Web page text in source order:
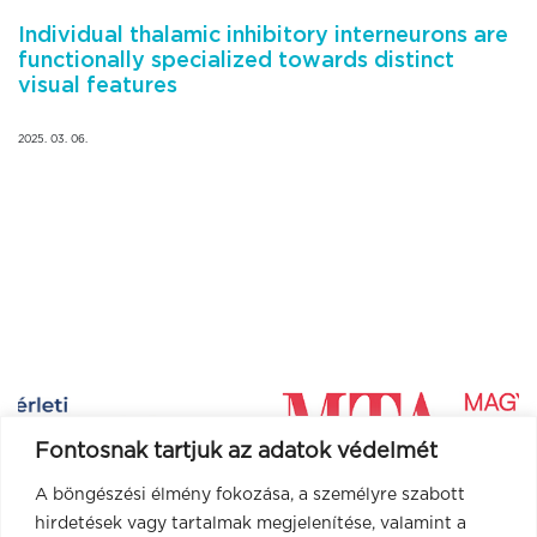
Fontosnak tartjuk az adatok védelmét
A böngészési élmény fokozása, a személyre szabott
hirdetések vagy tartalmak megjelenítése, valamint a
Individual thalamic inhibitory interneurons are
functionally specialized towards distinct
visual features
2025. 03. 06.